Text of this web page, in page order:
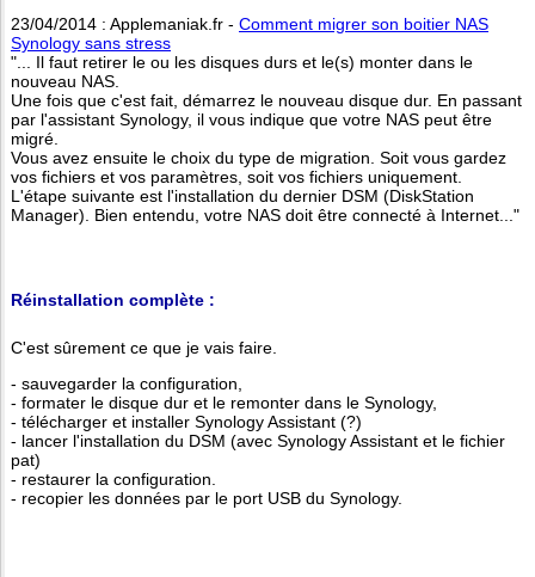
23/04/2014 : Applemaniak.fr - Comment migrer son boitier NAS
Synology sans stress
"... Il faut retirer le ou les disques durs et le(s) monter dans le
nouveau NAS.
Une fois que c'est fait, démarrez le nouveau disque dur. En passant
par l'assistant Synology, il vous indique que votre NAS peut être
migré.
Vous avez ensuite le choix du type de migration. Soit vous gardez
vos fichiers et vos paramètres, soit vos fichiers uniquement.
L'étape suivante est l'installation du dernier DSM (DiskStation
Manager). Bien entendu, votre NAS doit être connecté à Internet..."
Réinstallation complète :
C'est sûrement ce que je vais faire.
- sauvegarder la configuration,
- formater le disque dur et le remonter dans le Synology,
- télécharger et installer Synology Assistant (?)
- lancer l'installation du DSM (avec Synology Assistant et le fichier
pat)
- restaurer la configuration.
- recopier les données par le port USB du Synology.